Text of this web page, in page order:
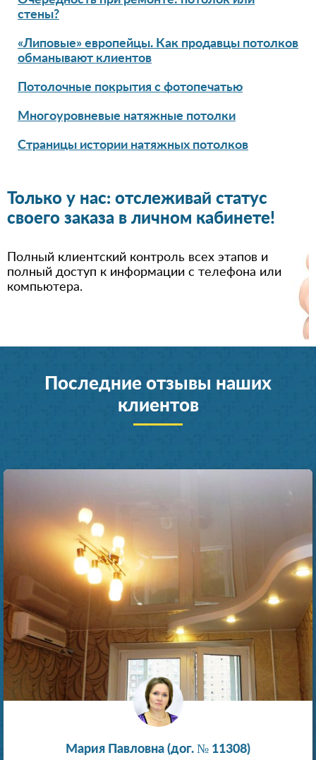
стены?
«Липовые» европейцы. Как продавцы потолков
обманывают клиентов
Потолочные покрытия с фотопечатью
Многоуровневые натяжные потолки
Страницы истории натяжных потолков
Только у нас: отслеживай статус
своего заказа в личном кабинете!
Полный клиентский контроль всех этапов и
полный доступ к информации с телефона или
компьютера.
Последние отзывы наших
клиентов
Мария Павловна (дог. № 11308)